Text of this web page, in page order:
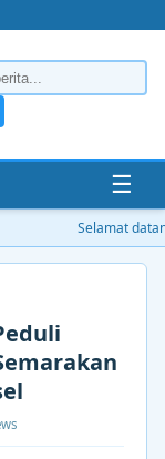
☰
Selamat